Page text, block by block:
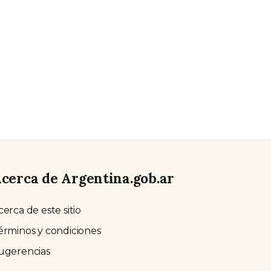
de Argentina.gob.ar
de este sitio
y condiciones